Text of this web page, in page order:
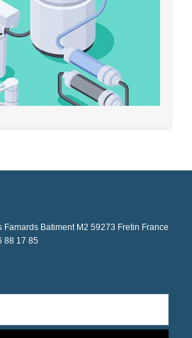
Famards Batiment M2 59273 Fretin France
88 17 85